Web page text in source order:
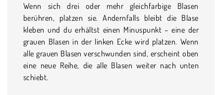
Wenn sich drei oder mehr gleichfarbige Blasen
berühren, platzen sie. Andernfalls bleibt die Blase
kleben und du erhältst einen Minuspunkt – eine der
grauen Blasen in der linken Ecke wird platzen. Wenn
alle grauen Blasen verschwunden sind, erscheint oben
eine neue Reihe, die alle Blasen weiter nach unten
schiebt.